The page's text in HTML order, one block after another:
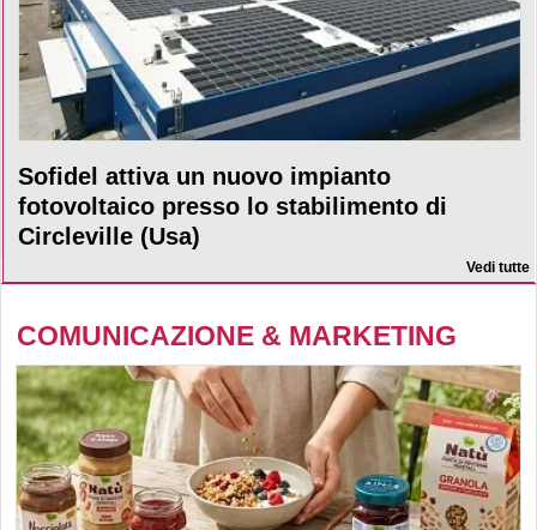
Sofidel attiva un nuovo impianto
fotovoltaico presso lo stabilimento di
Circleville (Usa)
Vedi tutte
COMUNICAZIONE & MARKETING